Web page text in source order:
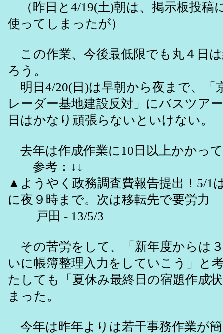
（昨日と4/19(土)朝は、掲示板投稿
使ってしまったが）
この作業、今後最低限でも丸４日
ろう。
明日4/20(日)は早朝から夜まで、「
レーダー基地建設反対」にバスツア
日はかなり頑張らないといけない。
去年は作成作業に10日以上かかっ
参考：↓↓
▲ようやく政務調査費報告提出！5/1
に夜９時まで。次は移転先で要労力
戸田 - 13/5/3
その苦労をして、「新年度からは
いに帳簿整理入力をしていこう」と
たしても「夏休み最終日の宿題作成
まった。
今年は昨年よりは若干事務作業が